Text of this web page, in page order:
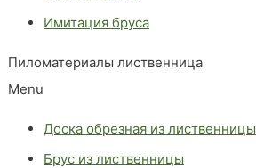
Имитация бруса
Пиломатериалы лиственница
Menu
Доска обрезная из лиственницы
Брус из лиственницы